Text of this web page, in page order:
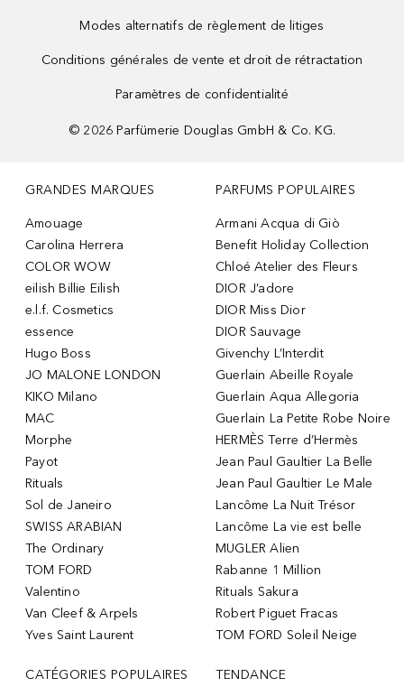
Modes alternatifs de règlement de litiges
Conditions générales de vente et droit de rétractation
Paramètres de confidentialité
© 2026 Parfümerie Douglas GmbH & Co. KG.
GRANDES MARQUES
Amouage
Carolina Herrera
COLOR WOW
eilish Billie Eilish
e.l.f. Cosmetics
essence
Hugo Boss
JO MALONE LONDON
KIKO Milano
MAC
Morphe
Payot
Rituals
Sol de Janeiro
SWISS ARABIAN
The Ordinary
TOM FORD
Valentino
Van Cleef & Arpels
Yves Saint Laurent
PARFUMS POPULAIRES
Armani Acqua di Giò
Benefit Holiday Collection
Chloé Atelier des Fleurs
DIOR J’adore
DIOR Miss Dior
DIOR Sauvage
Givenchy L’Interdit
Guerlain Abeille Royale
Guerlain Aqua Allegoria
Guerlain La Petite Robe Noire
HERMÈS Terre d’Hermès
Jean Paul Gaultier La Belle
Jean Paul Gaultier Le Male
Lancôme La Nuit Trésor
Lancôme La vie est belle
MUGLER Alien
Rabanne 1 Million
Rituals Sakura
Robert Piguet Fracas
TOM FORD Soleil Neige
CATÉGORIES POPULAIRES TENDANCE